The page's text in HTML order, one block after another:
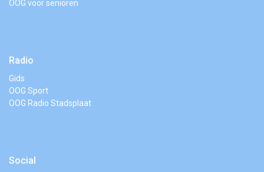
OOG voor senioren
Radio
Gids
OOG Sport
OOG Radio Stadsplaat
Social